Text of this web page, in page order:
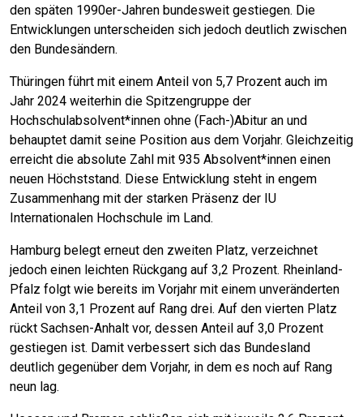
den späten 1990er-Jahren bundesweit gestiegen. Die
Entwicklungen unterscheiden sich jedoch deutlich zwischen
den Bundesändern.
Thüringen führt mit einem Anteil von 5,7 Prozent auch im
Jahr 2024 weiterhin die Spitzengruppe der
Hochschulabsolvent*innen ohne (Fach-)Abitur an und
behauptet damit seine Position aus dem Vorjahr. Gleichzeitig
erreicht die absolute Zahl mit 935 Absolvent*innen einen
neuen Höchststand. Diese Entwicklung steht in engem
Zusammenhang mit der starken Präsenz der IU
Internationalen Hochschule im Land.
Hamburg belegt erneut den zweiten Platz, verzeichnet
jedoch einen leichten Rückgang auf 3,2 Prozent. Rheinland-
Pfalz folgt wie bereits im Vorjahr mit einem unveränderten
Anteil von 3,1 Prozent auf Rang drei. Auf den vierten Platz
rückt Sachsen-Anhalt vor, dessen Anteil auf 3,0 Prozent
gestiegen ist. Damit verbessert sich das Bundesland
deutlich gegenüber dem Vorjahr, in dem es noch auf Rang
neun lag.